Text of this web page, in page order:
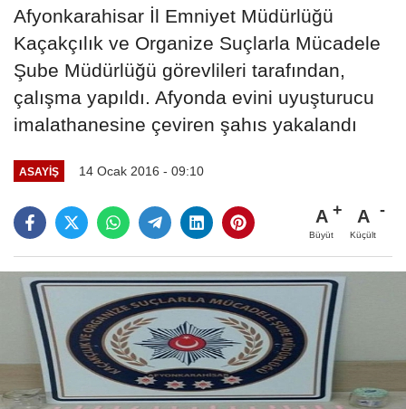
Afyonkarahisar İl Emniyet Müdürlüğü
Kaçakçılık ve Organize Suçlarla Mücadele
Şube Müdürlüğü görevlileri tarafından,
çalışma yapıldı. Afyonda evini uyuşturucu
imalathanesine çeviren şahıs yakalandı
ASAYIŞ 14 Ocak 2016 - 09:10
A
Büyüt
A
Küçült